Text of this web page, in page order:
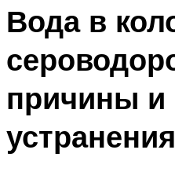
Вода в
причины и